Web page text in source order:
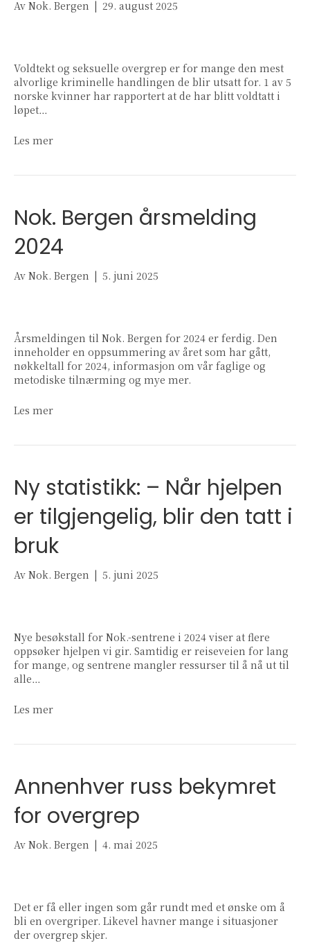
Av Nok. Bergen | 29. august 2025
Voldtekt og seksuelle overgrep er for mange den mest
alvorlige kriminelle handlingen de blir utsatt for. 1 av 5
norske kvinner har rapportert at de har blitt voldtatt i
løpet…
Les mer
Nok. Bergen årsmelding
2024
Av Nok. Bergen | 5. juni 2025
Årsmeldingen til Nok. Bergen for 2024 er ferdig. Den
inneholder en oppsummering av året som har gått,
nøkkeltall for 2024, informasjon om vår faglige og
metodiske tilnærming og mye mer.
Les mer
Ny statistikk: – Når hjelpen
er tilgjengelig, blir den tatt i
bruk
Av Nok. Bergen | 5. juni 2025
Nye besøkstall for Nok.-sentrene i 2024 viser at flere
oppsøker hjelpen vi gir. Samtidig er reiseveien for lang
for mange, og sentrene mangler ressurser til å nå ut til
alle…
Les mer
Annenhver russ bekymret
for overgrep
Av Nok. Bergen | 4. mai 2025
Det er få eller ingen som går rundt med et ønske om å
bli en overgriper. Likevel havner mange i situasjoner
der overgrep skjer.